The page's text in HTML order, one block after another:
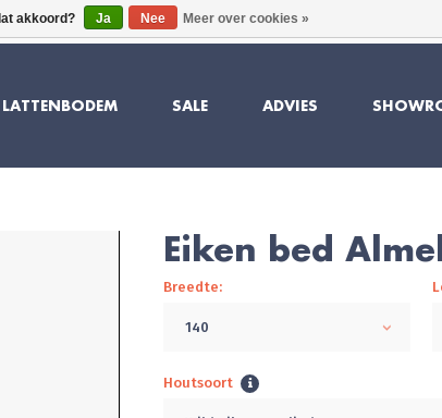
SUPERIEURE KWALITEIT UIT DUITSLAND
SALE ADVIES
Eiken bed
Breedte:
140
Houtsoort
akkoord? Ja Nee Meer over cookies »